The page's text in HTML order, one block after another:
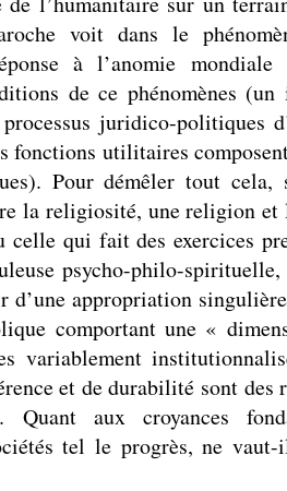
voit dans le
à l’anomie
de ce phénomènes
juridico-politiques
fonctions utilitaires
Pour démêler tout cela,
la religiosité, une religion
celle qui fait des exercices
psycho-philo-
d’une appropriation
comportant une «
variablement
et de durabilité sont des
Quant aux croyances
tel le progrès, ne